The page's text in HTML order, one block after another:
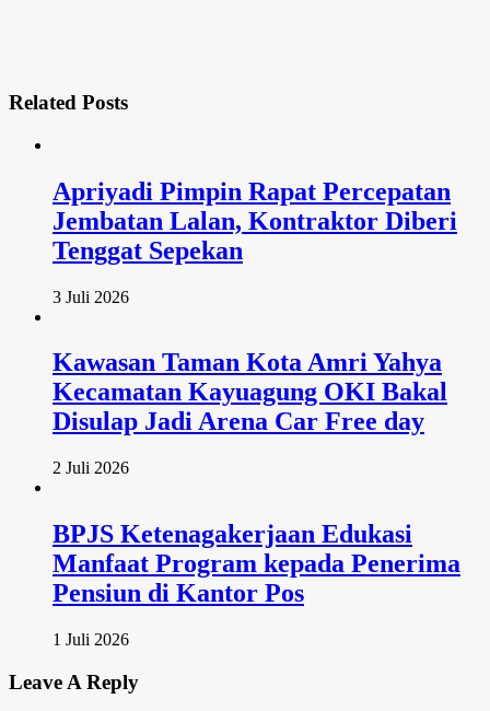
Related Posts
Apriyadi Pimpin Rapat Percepatan
Jembatan Lalan, Kontraktor Diberi
Tenggat Sepekan
3 Juli 2026
Kawasan Taman Kota Amri Yahya
Kecamatan Kayuagung OKI Bakal
Disulap Jadi Arena Car Free day
2 Juli 2026
BPJS Ketenagakerjaan Edukasi
Manfaat Program kepada Penerima
Pensiun di Kantor Pos
1 Juli 2026
Leave A Reply